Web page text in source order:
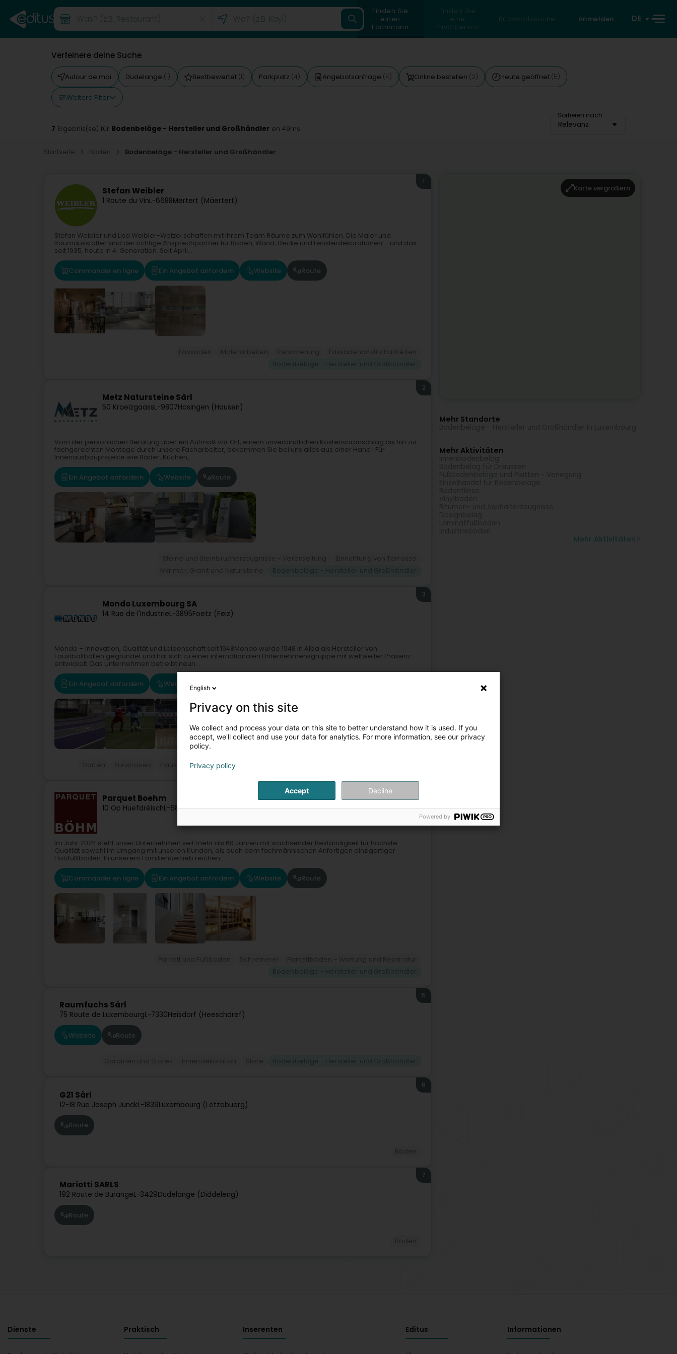
Finden Sie
einen
Fachmann
Finden Sie
eine
Privatperson
Rückwärtssuche Anmelden DE
Verfeinere deine Suche
Autour de moi Dudelange (1) Bestbewertet (1) Parkplatz (4) Angebotsanfrage (4) Online bestellen (2) Heute geöffnet (5)
Weitere Filter
Sortieren nach
Relevanz
7 Ergebnis(se) für Bodenbeläge - Hersteller und Großhändler en 49ms
Startseite Böden Bodenbeläge - Hersteller und Großhändler
Stefan Weibler
1 Route du VinL-6688Mertert (Mäertert)
1
Stefan Weibler und Lisa Weibler-Wetzel schaffen mit Ihrem Team Räume zum Wohlfühlen. Die Maler und
Raumausstatter sind der richtige Ansprechpartner für Boden, Wand, Decke und Fensterdekorationen – und das
seit 1935, heute in 4. Generation. Seit April...
Commander en ligne Ein Angebot anfordern Website Route
Metz Natursteine Sàrl
50 KraeizgaassL-9807Hosingen (Housen)
2
Vom der persönlichen Beratung über ein Aufmaß vor Ort, einem unverbindlichen Kostenvoranschlag bis hin zur
fachgerechten Montage durch unsere Facharbeiter, bekommen Sie bei uns alles aus einer Hand ! Für
Innenausbauprojekte wie Bäder, Küchen,...
Ein Angebot anfordern Website Route
Mondo Luxembourg SA
14 Rue de l'IndustrieL-3895Foetz (Feiz)
3
Mondo – Innovation, Qualität und Leidenschaft seit 1948Mondo wurde 1948 in Alba als Hersteller von
Faustballbällen gegründet und hat sich zu einer internationalen Unternehmensgruppe mit weltweiter Präsenz
entwickelt. Das Unternehmen betreibt neun...
Ein Angebot anfordern Website
Hausumgebung Sportböden
Parquet Boehm
10 Op HuefdréischL-6871Wecker (Wecker)
Im Jahr 2024 steht unser Unternehmen seit mehr als 60 Jahren mit wachsender Beständigkeit für höchste
Qualität sowohl im Umgang mit unseren Kunden, als auch dem fachmännischen Anfertigen einzigartiger
Holzfußböden. In unserem Familienbetrieb reichen...
Commander en ligne Ein Angebot anfordern Website Route
Raumfuchs Sàrl
75 Route de LuxembourgL-7330Heisdorf (Heeschdref)
5
Website Route
G21 Sàrl
12-18 Rue Joseph JunckL-1839Luxembourg (Lëtzebuerg)
6
Route
Mariotti SARLS
192 Route de BurangeL-3429Dudelange (Diddeleng)
7
Route
Karte vergrößern
Mehr Standorte
Mehr Aktivitäten
Mehr Aktivitäten
Dienste Praktisch Inserenten Editus Informationen
English
Privacy on this site
We collect and process your data on this site to better understand how it is used. If you
accept, we'll collect and use your data for analytics. For more information, see our privacy
policy.
Privacy policy
Accept Decline
Powered by